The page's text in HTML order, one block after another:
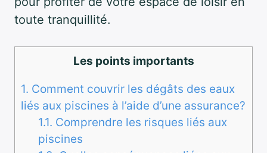
toute tranquillité.
Les points importants
1. Comment couvrir les dégâts des eaux
liés aux piscines à l’aide d’une assurance?
1.1. Comprendre les risques liés aux
piscines